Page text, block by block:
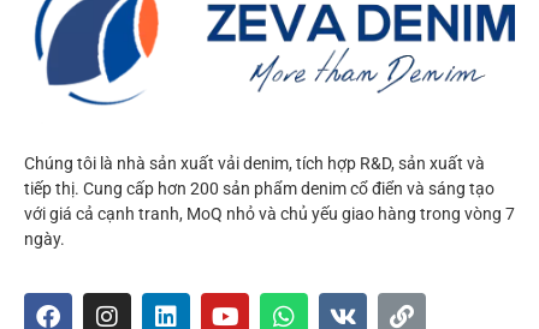
Chúng tôi là nhà sản xuất vải denim, tích hợp R&D, sản xuất và
tiếp thị. Cung cấp hơn 200 sản phẩm denim cổ điển và sáng tạo
với giá cả cạnh tranh, MoQ nhỏ và chủ yếu giao hàng trong vòng 7
ngày.